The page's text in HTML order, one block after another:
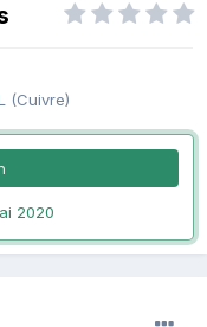
(Cuivre)
2020